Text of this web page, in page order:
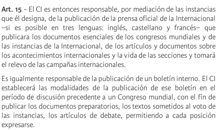
Art. 15 - El CI es entonces responsable, por mediación de las instancias
que él designa, de la publicación de la prensa oficial de la Internacional
–si es posible en tres lenguas: inglés, castellano y francés– que
publicara los documentos esenciales de los congresos mundiales y de
las instancias de la Internacional, de los artículos y documentos sobre
los acontecimientos internacionales y la vida de las secciones y tomará
el relevo de las campañas internacionales.
Es igualmente responsable de la publicación de un boletín interno. El CI
establecerá las modalidades de la publicación de ese boletín en el
período de discusión precedente a un Congreso mundial, con el fín de
publicar los documentos preparatorios, los textos sometidos al voto de
las instancias, los artículos de debate, permitiendo a cada posición
expresarse.